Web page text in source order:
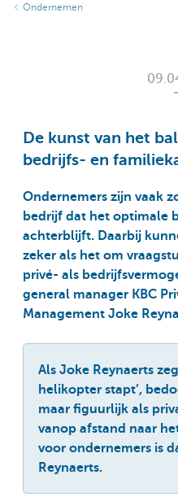
Ondernemen
De kunst van het
bedrijfs- en
Ondernemers zijn vaak
bedrijf dat het optimale
achterblijft. Daarbij
zeker als het om
privé- als
general manager KBC
Management Joke
Als Joke Reynaerts
helikopter stapt’,
maar figuurlijk als
vanop afstand naar
voor ondernemers is
Reynaerts.